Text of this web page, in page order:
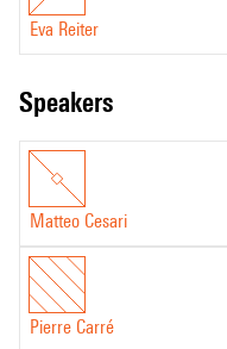
Eva Reiter
speakers
Matteo Cesari
Pierre Carré